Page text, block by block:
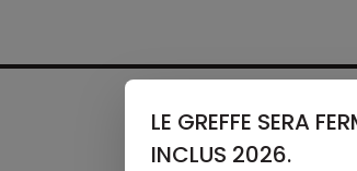
LE GREFFE SERA
INCLUS 2026.